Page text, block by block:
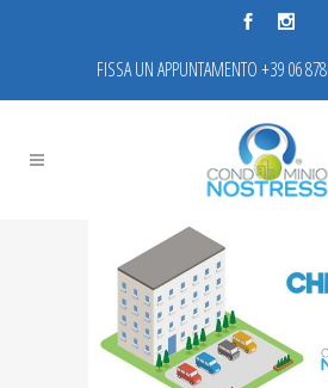
FISSA UN APPUNTAMENTO +39 06